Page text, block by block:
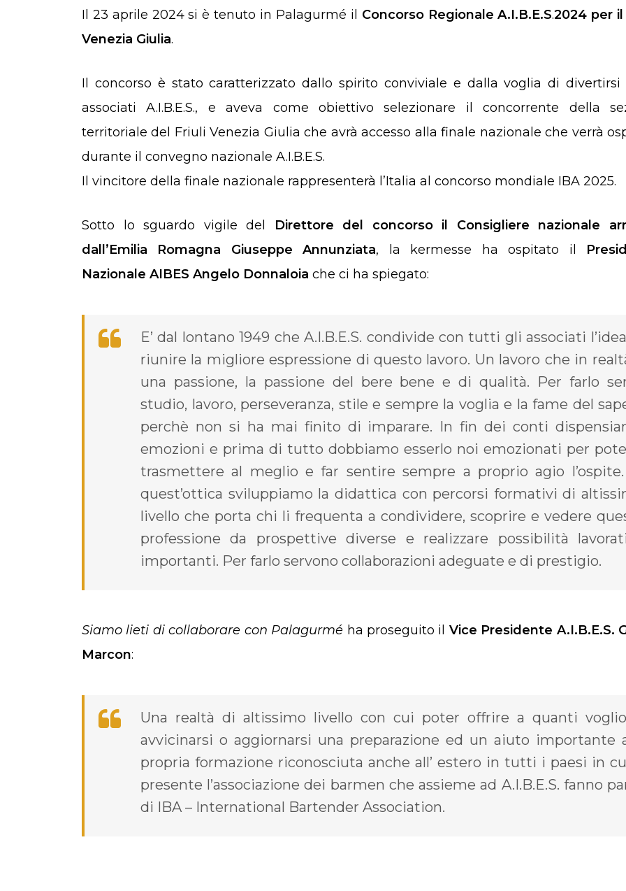
Il 23 aprile 2024 si è tenuto in Palagurmé il Concorso Regionale A.I.B.E.S.2024 per
Venezia Giulia.
Il concorso è stato caratterizzato dallo spirito conviviale e dalla voglia di divertirsi
associati A.I.B.E.S., e aveva come obiettivo selezionare il concorrente della
territoriale del Friuli Venezia Giulia che avrà accesso alla finale nazionale che verrà
durante il convegno nazionale A.I.B.E.S.
Il vincitore della finale nazionale rappresenterà l’Italia al concorso mondiale IBA 2025.
Sotto lo sguardo vigile del
Direttore del concorso il Consigliere nazionale
dall’Emilia Romagna Giuseppe Annunziata, la kermesse ha ospitato il
Nazionale AIBES Angelo Donnaloia che ci ha spiegato:
E’ dal lontano 1949 che A.I.B.E.S. condivide con tutti gli associati
riunire la migliore espressione di questo lavoro. Un lavoro che in
una passione, la passione del bere bene e di qualità. Per farlo
studio, lavoro, perseveranza, stile e sempre la voglia e la fame del
perchè non si ha mai finito di imparare. In fin dei conti
emozioni e prima di tutto dobbiamo esserlo noi emozionati per
trasmettere al meglio e far sentire sempre a proprio agio
quest’ottica sviluppiamo la didattica con percorsi formativi di
livello che porta chi li frequenta a condividere, scoprire e vedere
professione da prospettive diverse e realizzare possibilità
importanti. Per farlo servono collaborazioni adeguate e di prestigio.
Siamo lieti di collaborare con Palagurmé ha proseguito il Vice Presidente A.I.B.E.S.
Marcon:
Una realtà di altissimo livello con cui poter offrire a quanti
avvicinarsi o aggiornarsi una preparazione ed un aiuto importante
propria formazione riconosciuta anche all’ estero in tutti i paesi in
presente l’associazione dei barmen che assieme ad A.I.B.E.S. fanno
di IBA – International Bartender Association.